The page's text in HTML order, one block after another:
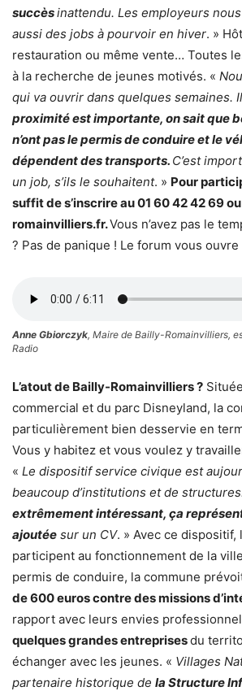
succèsinattendu. Les employeurs
aussi des jobs à pourvoir en hiver. »
restauration ou même vente… Toutes
à la recherche de jeunes motivés. «
qui va ouvrir dans quelques semaines.
proximité est importante, on sait que
n’ont pas le permis de conduire et le
dépendent des transports. C’est
un job, s’ils le souhaitent. » Pour
suffit de s’inscrire au 01 60 42 42 69
romainvilliers.fr.Vous n’avez pas le
? Pas de panique ! Le forum vous
Anne Gbiorczyk, Maire de Bailly-Romainvilliers,
Radio
L’atout de Bailly-Romainvilliers ?
commercial et du parc Disneyland, la
particulièrement bien desservie en
Vous y habitez et vous voulez y
« Le dispositif service civique est
beaucoup d’institutions et de
extrêmement intéressant, ça
ajoutée sur un CV. » Avec ce dispositif,
participent au fonctionnement de la
permis de conduire, la commune
de 600 euros contre des missions
rapport avec leurs envies
quelques grandes entreprisesdu
échanger avec les jeunes. « Villages
partenaire historique de la Structure